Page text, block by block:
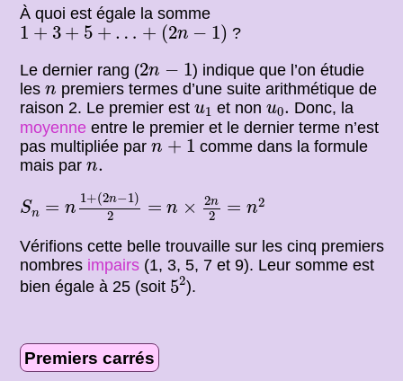
À quoi est égale la somme
1 + 3 + 5 + … + (2n − 1)
1 +3+5+…+(2n− 1) ?
Le dernier rang (2n − 1
2n
) indique que l’on étudie
lesn
n premiers termes d’une suite arithmétique de
raison 2. Le premier estu1
u1 et nonu0.
u0
Donc, la
moyenne entre le premier et le dernier terme n’est
pas multipliée parn + 1
n+1
comme dans la formule
mais parn.
n
Sn
S = n
1+(2n−1)
2
+ ( 2n 1
=
= n × 2n
2
n2
= n2
2
Vérifions cette belle trouvaille sur les cinq premiers
nombres impairs (1, 3, 5, 7 et 9). Leur somme est
bien égale à 25 (soit 52
52
).
Premiers carrés